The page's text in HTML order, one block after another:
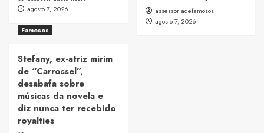
agosto 7, 2026
assessoriadefamosos
agosto 7, 2026
Famosos
Stefany, ex-atriz mirim
de “Carrossel”,
desabafa sobre
músicas da novela e
diz nunca ter recebido
royalties